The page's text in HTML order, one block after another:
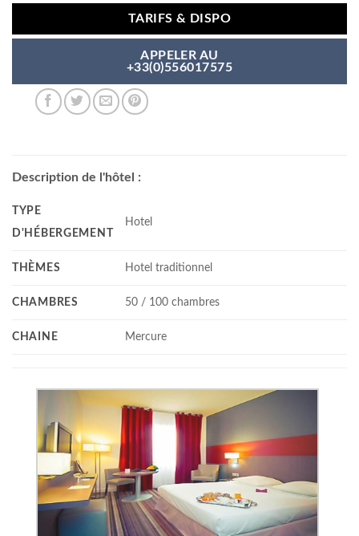
TARIFS & DISPO
APPELER AU
+33(0)556017575
Description de l'hôtel :
TYPE
D'HÉBERGEMENT
Hotel
THÈMES Hotel traditionnel
CHAMBRES 50 / 100 chambres
CHAINE Mercure